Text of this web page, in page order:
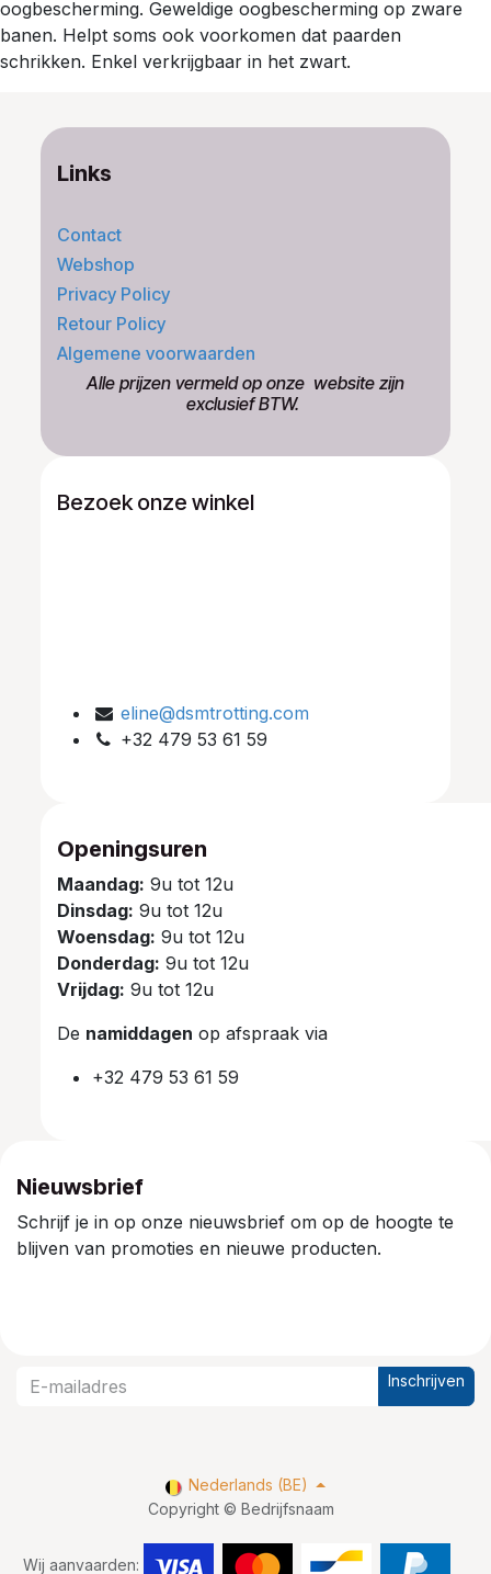
oogbescherming. Geweldige oogbescherming op zware
banen. Helpt soms ook voorkomen dat paarden
schrikken. Enkel verkrijgbaar in het zwart.
Links
Contact
Webshop
Privacy Policy
Retour Policy
Algemene voorwaarden
​Alle prijzen vermeld op onze ​website zijn
exclusief BTW.
Bezoek onze winkel
eline@dsmtrotting.com
+32 479 53 61 59
Openingsuren
Maandag: 9u tot 12u
Dinsdag: 9u tot 12u
Woensdag: 9u tot 12u
Donderdag: 9u tot 12u
Vrijdag: 9u tot 12u
De namiddagen op afspraak via
+32 479 53 61 59
Nieuwsbrief
Schrijf je in op onze nieuwsbrief om op de hoogte te
blijven van promoties en nieuwe producten.
Inschrijven
Copyright © Bedrijfsnaam
Wij aanvaarden:
Nederlands (BE)